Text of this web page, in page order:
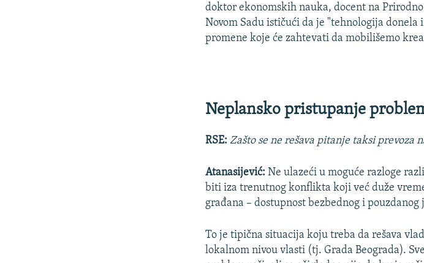
doktor ekonomskih nauka, docent na
Novom Sadu ističući da je "tehnologija
promene koje će zahtevati da mobilišemo
Neplansko pristupanje
RSE:Zašto se ne rešava pitanje taksi prevoza
Atanasijević: Ne ulazeći u moguće razloge
biti iza trenutnog konflikta koji već duže
građana – dostupnost bezbednog i pouzdanog
To je tipična situacija koju treba da rešava
lokalnom nivou vlasti (tj. Grada Beograda).